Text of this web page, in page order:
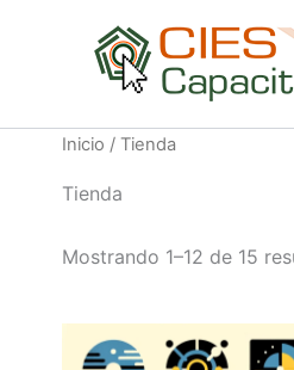
Inicio / Tienda
Tienda
Mostrando 1–12 de 15